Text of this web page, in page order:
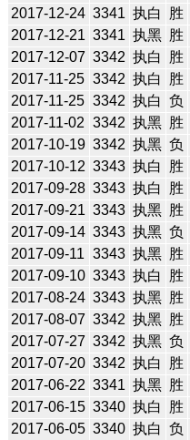
2017-12-24 3341 执白 胜
2017-12-21 3341 执黑 胜
2017-12-07 3342 执白 胜
2017-11-25 3342 执白 胜
2017-11-25 3342 执白 负
2017-11-02 3342 执黑 胜
2017-10-19 3342 执黑 负
2017-10-12 3343 执白 胜
2017-09-28 3343 执白 胜
2017-09-21 3343 执黑 胜
2017-09-14 3343 执黑 负
2017-09-11 3343 执黑 胜
2017-09-10 3343 执白 胜
2017-08-24 3343 执黑 胜
2017-08-07 3342 执黑 胜
2017-07-27 3342 执黑 负
2017-07-20 3342 执白 胜
2017-06-22 3341 执黑 胜
2017-06-15 3340 执白 胜
2017-06-05 3340 执白 负